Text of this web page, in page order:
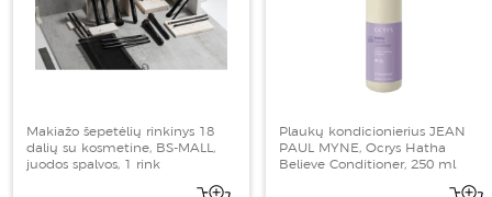
Makiažo šepetėlių rinkinys 18
dalių su kosmetine, BS-MALL,
juodos spalvos, 1 rink
Plaukų kondicionierius JEAN
PAUL MYNE, Ocrys Hatha
Believe Conditioner, 250 ml